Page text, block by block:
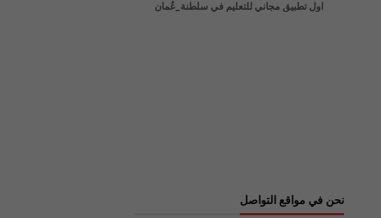
اول تطبيق مجاني للتعليم في سلطنة_عُمان
نحن في مواقع التواصل